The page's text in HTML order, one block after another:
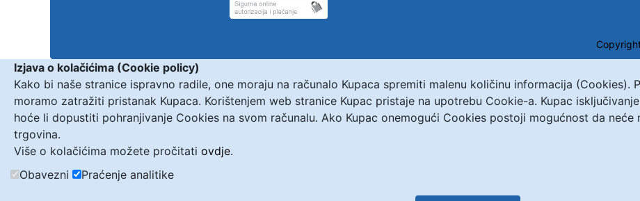
Izjava o kolačićima (Cookie policy)
Kako bi naše stranice ispravno radile, one moraju na računalo Kupaca spremiti malenu količinu informacija (Cookies).
moramo zatražiti pristanak Kupaca. Korištenjem web stranice Kupac pristaje na upotrebu Cookie-a. Kupac
hoće li dopustiti pohranjivanje Cookies na svom računalu. Ako Kupac onemogući Cookies postoji mogućnost da
trgovina.
Više o kolačićima možete pročitati ovdje.
Obavezni
Praćenje analitike